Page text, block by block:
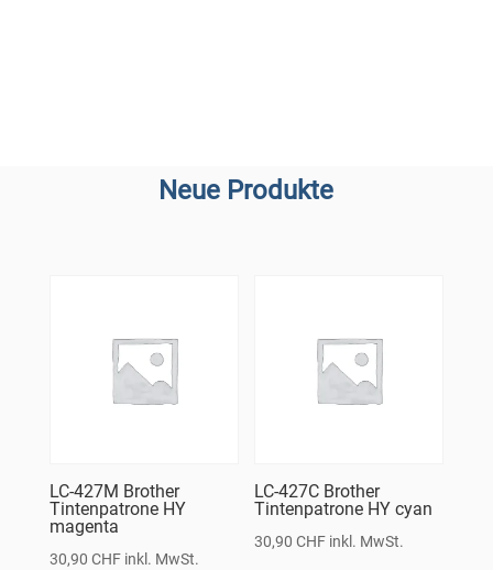
Neue Produkte
LC-427M Brother
Tintenpatrone HY
magenta
30,90 CHF inkl. MwSt.
LC-427C Brother
Tintenpatrone HY cyan
30,90CHF inkl. MwSt.